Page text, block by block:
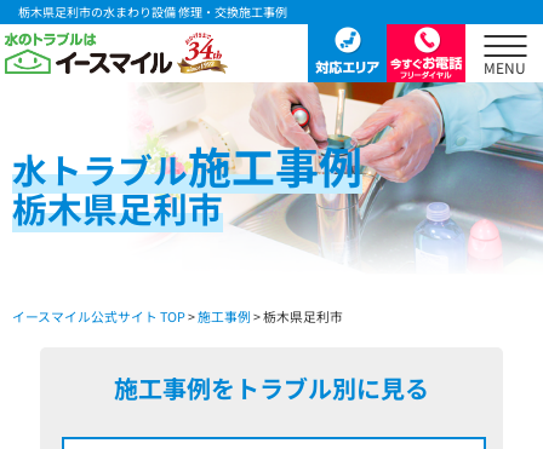
栃木県足利市の水まわり設備 修理・交換施工事例
水トラブル施工事例
栃木県足利市
イースマイル公式サイト TOP>施工事例 > 栃木県足利市
施工事例をトラブル別に見る